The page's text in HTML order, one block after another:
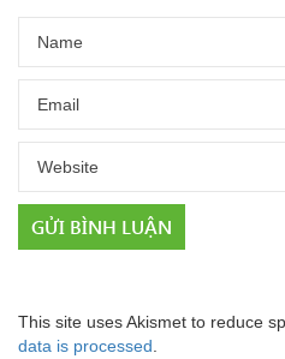
This site uses Akismet to reduce
data is processed